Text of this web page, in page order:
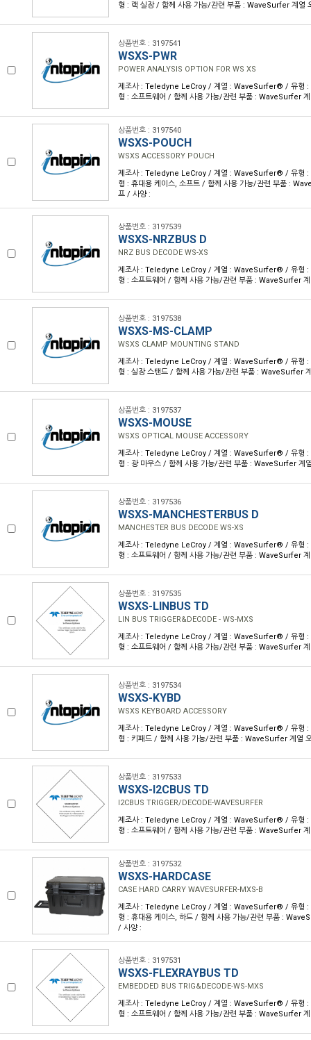
형 : 랙 실장 / 함께 사용 가능/관련 부품 : WaveSurfer 계열
상품번호 : 3197541
WSXS-PWR
POWER ANALYSIS OPTION FOR WS XS
제조사 : Teledyne LeCroy / 계열 : WaveSurfer® / 유형 :
형 : 소프트웨어 / 함께 사용 가능/관련 부품 : WaveSurfer
상품번호 : 3197540
WSXS-POUCH
WSXS ACCESSORY POUCH
제조사 : Teledyne LeCroy / 계열 : WaveSurfer® / 유형 :
형 : 휴대용 케이스, 소프트 / 함께 사용 가능/관련 부품 :
프 / 사양 :
상품번호 : 3197539
WSXS-NRZBUS D
NRZ BUS DECODE WS-XS
제조사 : Teledyne LeCroy / 계열 : WaveSurfer® / 유형 :
형 : 소프트웨어 / 함께 사용 가능/관련 부품 : WaveSurfer
상품번호 : 3197538
WSXS-MS-CLAMP
WSXS CLAMP MOUNTING STAND
제조사 : Teledyne LeCroy / 계열 : WaveSurfer® / 유형 :
형 : 실장 스탠드 / 함께 사용 가능/관련 부품 : WaveSurfer
상품번호 : 3197537
WSXS-MOUSE
WSXS OPTICAL MOUSE ACCESSORY
제조사 : Teledyne LeCroy / 계열 : WaveSurfer® / 유형 :
형 : 광 마우스 / 함께 사용 가능/관련 부품 : WaveSurfer 계
상품번호 : 3197536
WSXS-MANCHESTERBUS D
MANCHESTER BUS DECODE WS-XS
제조사 : Teledyne LeCroy / 계열 : WaveSurfer® / 유형 :
형 : 소프트웨어 / 함께 사용 가능/관련 부품 : WaveSurfer
상품번호 : 3197535
WSXS-LINBUS TD
LIN BUS TRIGGER&DECODE - WS-MXS
제조사 : Teledyne LeCroy / 계열 : WaveSurfer® / 유형 :
형 : 소프트웨어 / 함께 사용 가능/관련 부품 : WaveSurfer
상품번호 : 3197534
WSXS-KYBD
WSXS KEYBOARD ACCESSORY
제조사 : Teledyne LeCroy / 계열 : WaveSurfer® / 유형 :
형 : 키패드 / 함께 사용 가능/관련 부품 : WaveSurfer 계열
상품번호 : 3197533
WSXS-I2CBUS TD
I2CBUS TRIGGER/DECODE-WAVESURFER
제조사 : Teledyne LeCroy / 계열 : WaveSurfer® / 유형 :
형 : 소프트웨어 / 함께 사용 가능/관련 부품 : WaveSurfer
상품번호 : 3197532
WSXS-HARDCASE
CASE HARD CARRY WAVESURFER-MXS-B
제조사 : Teledyne LeCroy / 계열 : WaveSurfer® / 유형 :
형 : 휴대용 케이스, 하드 / 함께 사용 가능/관련 부품 :
/ 사양 :
상품번호 : 3197531
WSXS-FLEXRAYBUS TD
EMBEDDED BUS TRIG&DECODE-WS-MXS
제조사 : Teledyne LeCroy / 계열 : WaveSurfer® / 유형 :
형 : 소프트웨어 / 함께 사용 가능/관련 부품 : WaveSurfer